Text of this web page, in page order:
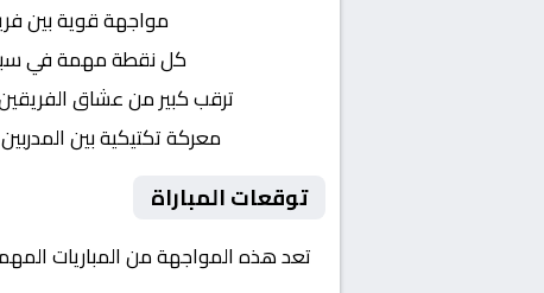
مواجهة قوية بين
كل نقطة مهمة في
ترقب كبير من عشاق
معركة تكتيكية بين المدربين
توقعات المباراة
تعد هذه المواجهة من المباريات